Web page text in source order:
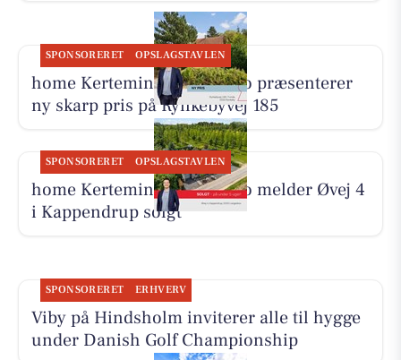
SPONSORERET OPSLAGSTAVLEN
home Kerteminde-Munkebo præsenterer
ny skarp pris på Rynkebyvej 185
SPONSORERET OPSLAGSTAVLEN
home Kerteminde-Munkebo melder Øvej 4
i Kappendrup solgt
SPONSORERET ERHVERV
Viby på Hindsholm inviterer alle til hygge
under Danish Golf Championship